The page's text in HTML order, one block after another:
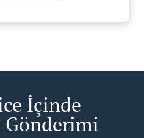
İçinde
Gönderimi